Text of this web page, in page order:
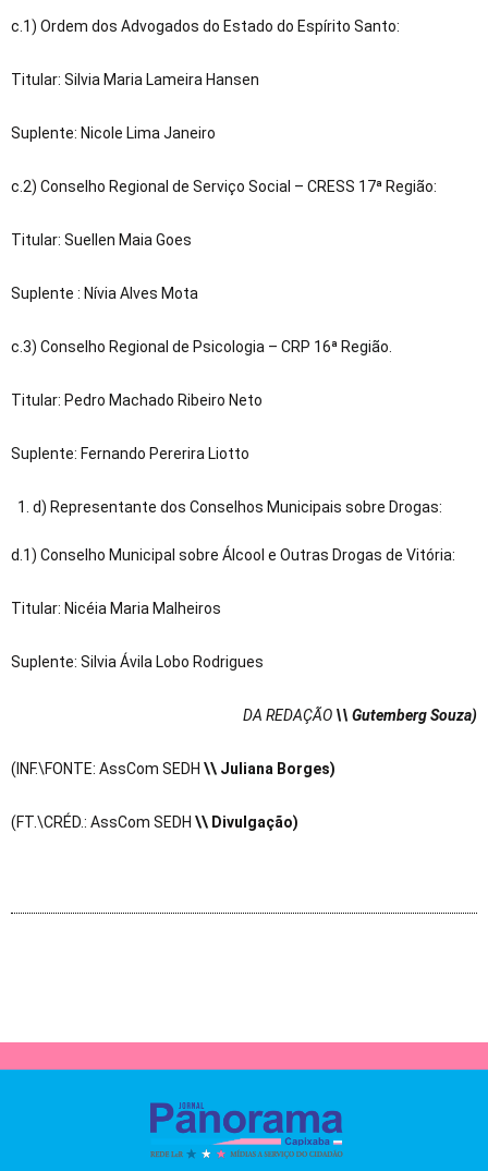
c.1) Ordem dos Advogados do Estado do Espírito Santo:
Titular: Silvia Maria Lameira Hansen
Suplente: Nicole Lima Janeiro
c.2) Conselho Regional de Serviço Social – CRESS 17ª Região:
Titular: Suellen Maia Goes
Suplente : Nívia Alves Mota
c.3) Conselho Regional de Psicologia – CRP 16ª Região.
Titular: Pedro Machado Ribeiro Neto
Suplente: Fernando Pererira Liotto
d) Representante dos Conselhos Municipais sobre Drogas:
d.1) Conselho Municipal sobre Álcool e Outras Drogas de Vitória:
Titular: Nicéia Maria Malheiros
Suplente: Silvia Ávila Lobo Rodrigues
DA REDAÇÃO \\ Gutemberg Souza)
(INF.\FONTE: AssCom SEDH \\ Juliana Borges)
(FT.\CRÉD.: AssCom SEDH \\ Divulgação)